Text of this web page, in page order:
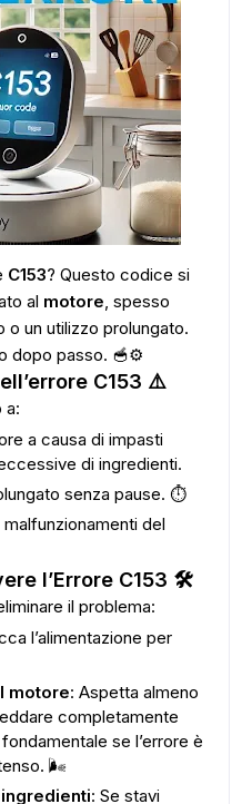
C153? Questo codice si
al motore, spesso
un utilizzo prolungato.
dopo passo. 🥣⚙️
C153 ⚠️
a:
a causa di impasti
di ingredienti.
senza pause. ⏱️
del
l’Errore C153 🛠️
il problema:
l’alimentazione per
motore: Aspetta almeno
completamente
se l’errore è
🌬️
: Se stavi